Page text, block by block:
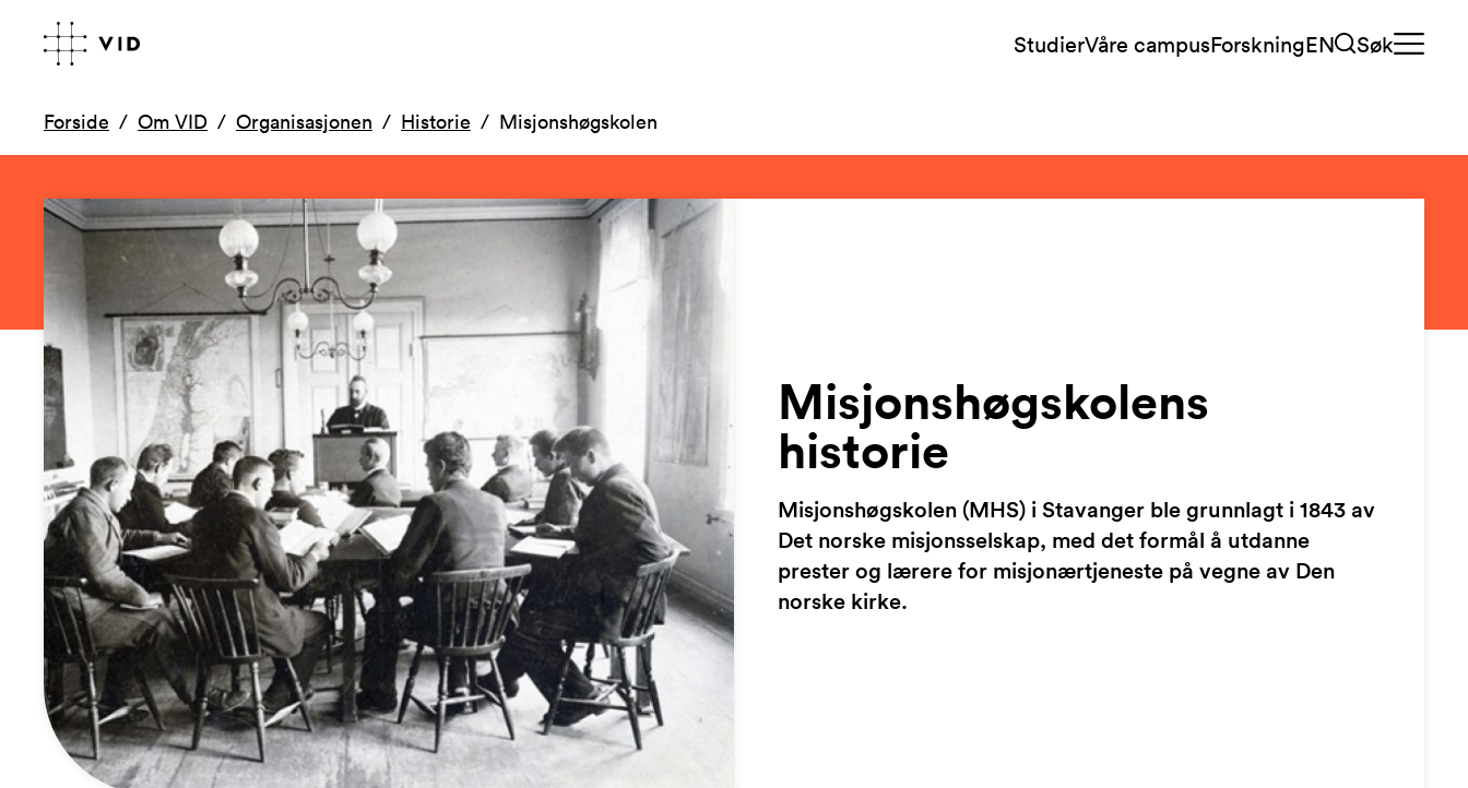
StudierVåre campusForskningEN Søk
Forside Om VID Organisasjonen Historie Misjonshøgskolen
Misjonshøgskolens
historie
Misjonshøgskolen (MHS) i Stavanger ble grunnlagt i 1843 av
Det norske misjonsselskap, med det formål å utdanne
prester og lærere for misjonærtjeneste på vegne av Den
norske kirke.